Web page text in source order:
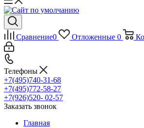
Сравнение0 Отложенные 0
Телефоны
+7(495)740-31-68
+7(495)772-58-27
+7(926)520- 02-57
Заказать звонок
Главная